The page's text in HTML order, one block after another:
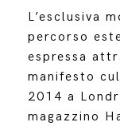
L’esclusiva
percorso
espressa
manifesto
2014 a
magazzino